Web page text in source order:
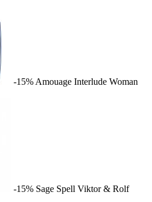
-15% Amouage Interlude Woman
-15% Sage Spell Viktor & Rolf